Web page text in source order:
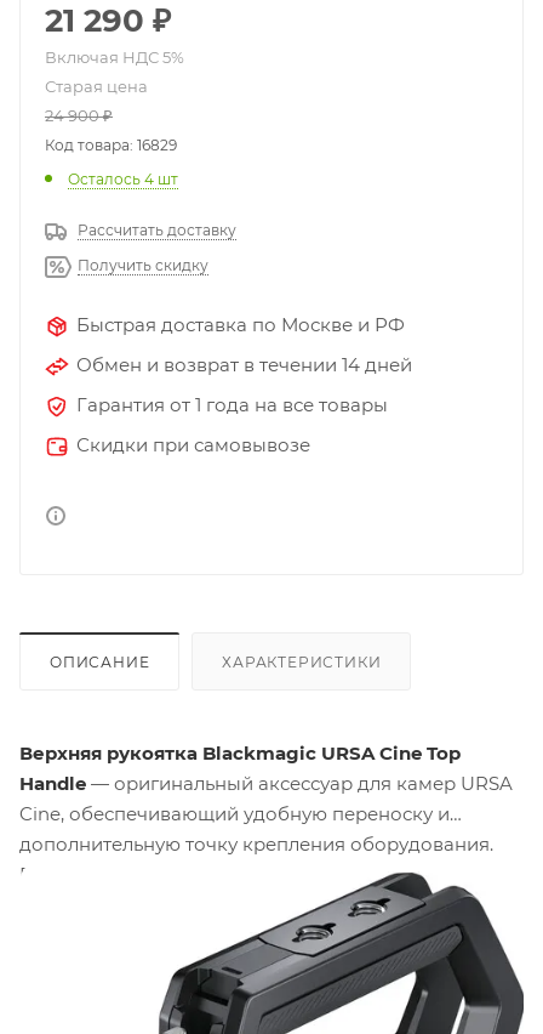
21 290 ₽
Старая цена
24 900₽
Код товара: 16829
Осталось 4 шт
Рассчитать доставку
Получить скидку
Быстрая доставка по Москве и РФ
Обмен и возврат в течении 14 дней
Гарантия от 1 года на все товары
Скидки при самовывозе
ОПИСАНИЕ ХАРАКТЕРИСТИКИ
Верхняя рукоятка Blackmagic URSA Cine Top
Handle — оригинальный аксессуар для камер URSA
Cine, обеспечивающий удобную переноску и
дополнительную точку крепления оборудования.
Рукоятка фиксируется на верхней части камеры и
имеет несколько резьбовых отверстий
1/4"-20 для
установки видоискателя или других аксессуаров.
Конструкция также позволяет надёжно удерживать
камеру при съёмке с низкого ракурса.